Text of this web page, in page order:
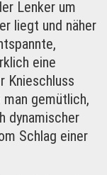
Lenker um
liegt und näher
eine
Knieschluss
gemütlich,
dynamischer
Schlag einer